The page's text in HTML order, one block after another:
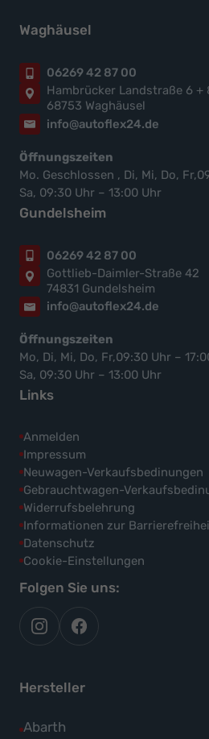
Waghäusel
06269 42 87 00
Hambrücker Landstraße 6 +
68753 Waghäusel
info@autoflex24.de
Öffnungszeiten
Mo. Geschlossen , Di, Mi, Do,
Sa, 09:30 Uhr – 13:00 Uhr
Gundelsheim
06269 42 87 00
Gottlieb-Daimler-Straße 42
74831 Gundelsheim
info@autoflex24.de
Öffnungszeiten
Mo, Di, Mi, Do, Fr,09:30 Uhr –
Sa, 09:30 Uhr – 13:00 Uhr
Links
Anmelden
Impressum
Neuwagen-Verkaufsbedinungen
Gebrauchtwagen-
Widerrufsbelehrung
Informationen zur
Datenschutz
Cookie-Einstellungen
Folgen Sie uns:
autoflex
auf
autoflex24
auf
Hersteller
Abarth
Alle